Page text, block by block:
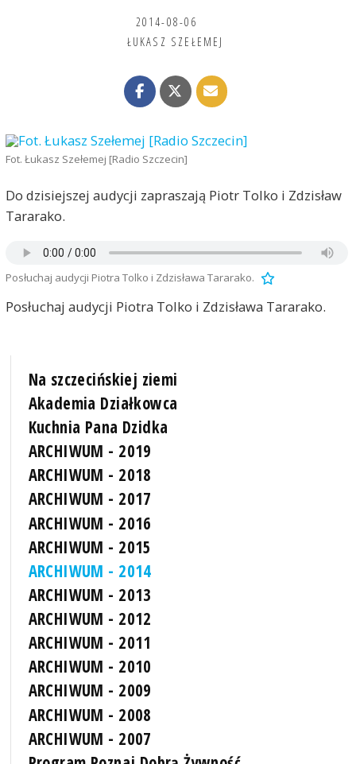
2014-08-06
ŁUKASZ SZEŁEMEJ
Fot. Łukasz Szełemej [Radio Szczecin]
Do dzisiejszej audycji zapraszają Piotr Tolko i Zdzisław
Tararako.
Posłuchaj audycji Piotra Tolko i Zdzisława Tararako.
Posłuchaj audycji Piotra Tolko i Zdzisława Tararako.
Na szczecińskiej ziemi
Akademia Działkowca
Kuchnia Pana Dzidka
ARCHIWUM - 2019
ARCHIWUM - 2018
ARCHIWUM - 2017
ARCHIWUM - 2016
ARCHIWUM - 2015
ARCHIWUM - 2014
ARCHIWUM - 2013
ARCHIWUM - 2012
ARCHIWUM - 2011
ARCHIWUM - 2010
ARCHIWUM - 2009
ARCHIWUM - 2008
ARCHIWUM - 2007